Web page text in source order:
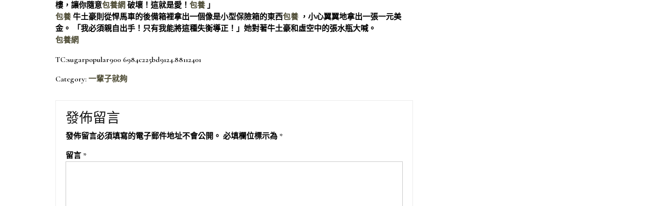
樓，讓你隨意包養網 破壞！這就是愛！ 包養 」
包養 牛土豪則從悍馬車的後備箱裡拿出一個像是小型保險箱的東西包養 ，小心翼翼地拿出一張一元美
金。 「我必須親自出手！只有我能將這種失衡導正！」她對著牛土豪和虛空中的張水瓶大喊。
包養網
TC:sugarpopular900 6984c225bd9124.88112401
Category: 一輩子就夠
發佈留言
發佈留言必須填寫的電子郵件地址不會公開。 必填欄位標示為 *
留言 *